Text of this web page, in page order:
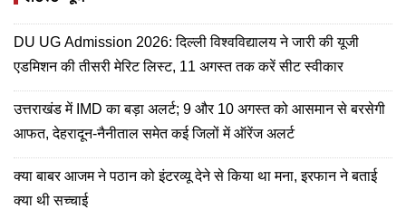
DU UG Admission 2026: दिल्‍ली विश्वविद्यालय ने जारी की यूजी
एडमिशन की तीसरी मेरिट लिस्ट, 11 अगस्त तक करें सीट स्वीकार
उत्तराखंड में IMD का बड़ा अलर्ट; 9 और 10 अगस्त को आसमान से बरसेगी
आफत, देहरादून-नैनीताल समेत कई जिलों में ऑरेंज अलर्ट
क्या बाबर आजम ने पठान को इंटरव्यू देने से किया था मना, इरफान ने बताई
क्या थी सच्चाई